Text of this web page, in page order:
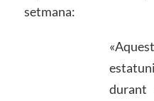
setmana: